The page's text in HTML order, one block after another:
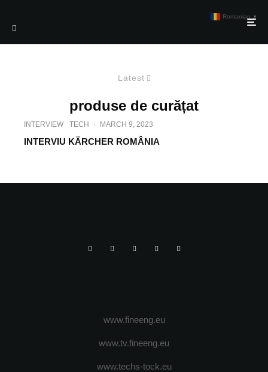
Latest
produse de curățat
INTERVIEW TECH · MARCH 9, 2023
INTERVIU KÄRCHER ROMÂNIA
www.fineeng.eu
www.tv.fineeng.eu
www.techs-tock.eu
Romanian ▼